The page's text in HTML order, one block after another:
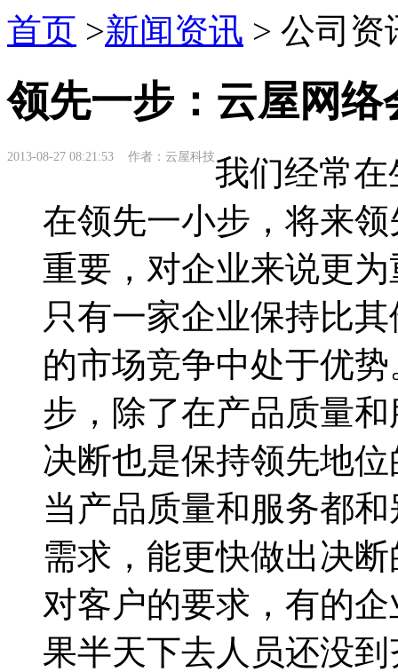
首页 >新闻资讯 > 公司资
领先一步：云屋网
2013-08-27 08:21:53 作者：云屋科技我们经常
在领先一小步，将来
重要，对企业来说更
只有一家企业保持比
的市场竞争中处于优
步，除了在产品质量
决断也是保持领先地
当产品质量和服务都
需求，能更快做出决
对客户的要求，有的
果半天下去人员还没